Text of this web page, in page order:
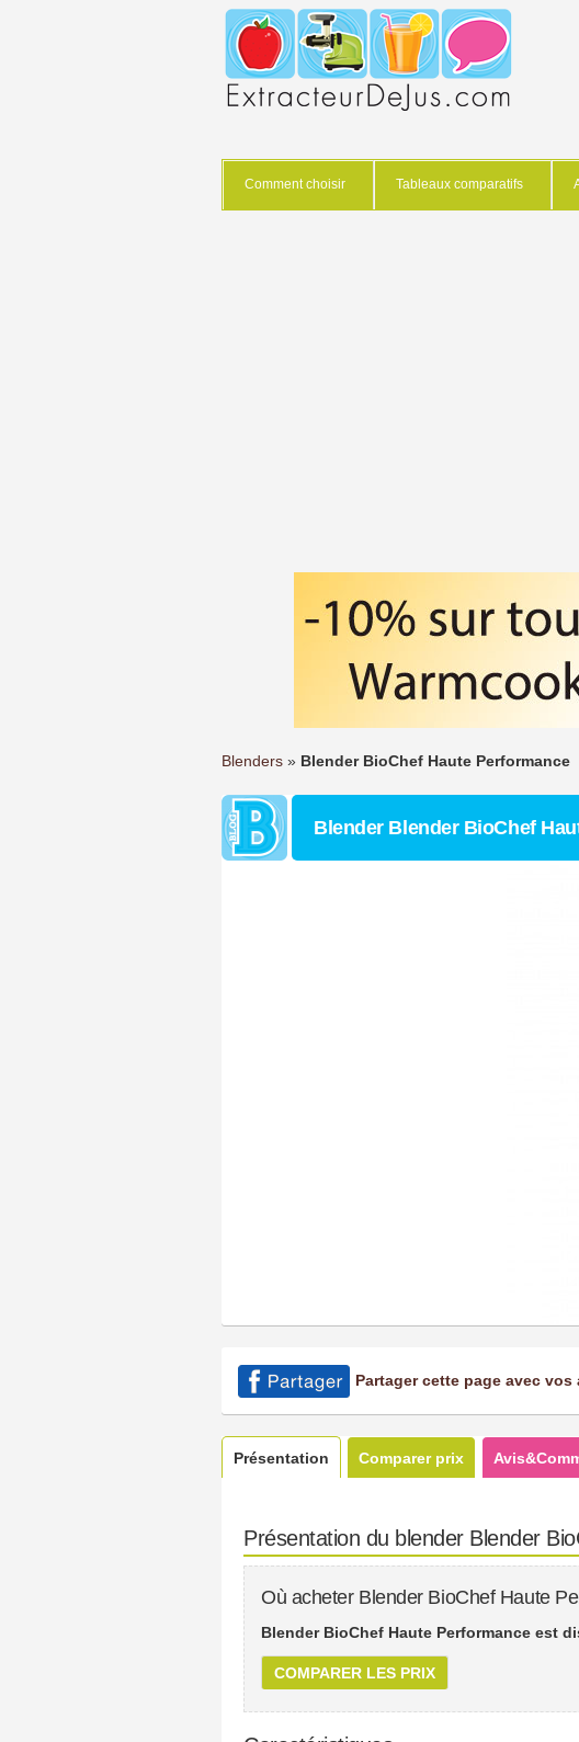
Comment choisir Tableaux comparatifs
Blenders » Blender BioChef Haute Performance
Blender Blender BioChef
Partager cette page avec
Présentation Comparer prix
Présentation du blender Blender
Où acheter Blender BioChef Haute
Blender BioChef Haute Performance est
COMPARER LES PRIX